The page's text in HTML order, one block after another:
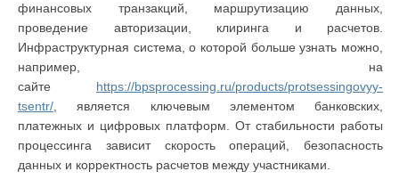
финансовых транзакций, маршрутизацию данных,
проведение авторизации, клиринга и расчетов.
Инфраструктурная система, о которой больше узнать можно,
например, на
сайте https://bpsprocessing.ru/products/protsessingovyy-
tsentr/ , является ключевым элементом банковских,
платежных и цифровых платформ. От стабильности работы
процессинга зависит скорость операций, безопасность
данных и корректность расчетов между участниками.